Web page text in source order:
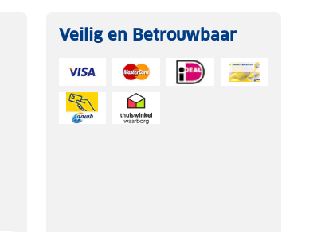
Veilig en Betrouwbaar